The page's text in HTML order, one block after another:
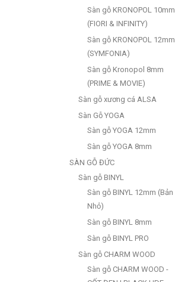
Sàn gỗ KRONOPOL 10mm
(FIORI & INFINITY)
Sàn gỗ KRONOPOL 12mm
(SYMFONIA)
Sàn gỗ Kronopol 8mm
(PRIME & MOVIE)
Sàn gỗ xương cá ALSA
Sàn Gỗ YOGA
Sàn gỗ YOGA 12mm
Sàn gỗ YOGA 8mm
SÀN GỖ ĐỨC
Sàn gỗ BINYL
Sàn gỗ BINYL 12mm (Bản
Nhỏ)
Sàn gỗ BINYL 8mm
Sàn gỗ BINYL PRO
Sàn gỗ CHARM WOOD
Sàn gỗ CHARM WOOD -